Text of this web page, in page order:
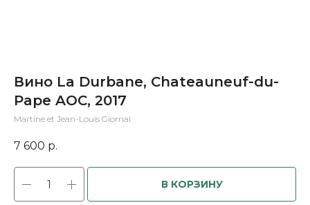
Вино La Durbane, Chateauneuf-du-
Pape AOC, 2017
Martine et Jean-Louis Giornal
7 600 р.
В КОРЗИНУ